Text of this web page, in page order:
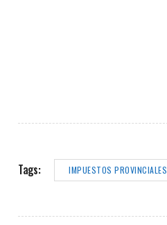
Tags: IMPUESTOS PROVINCIALES